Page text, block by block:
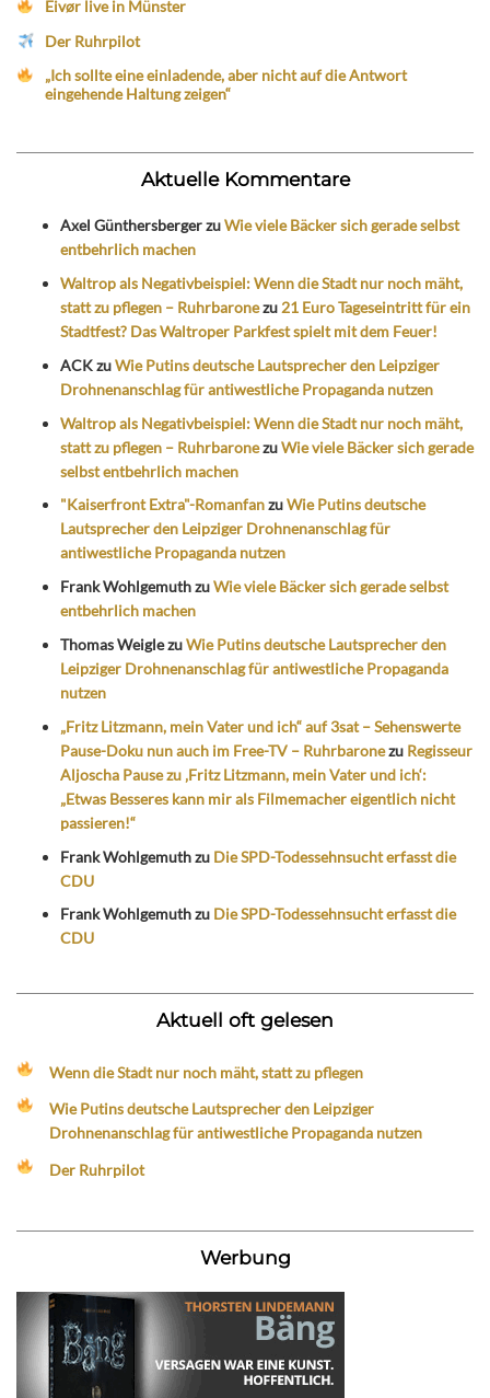
Eivør live in Münster
Der Ruhrpilot
„Ich sollte eine einladende, aber nicht auf die Antwort
eingehende Haltung zeigen“
Aktuelle Kommentare
Axel GünthersbergerzuWie viele Bäcker sich gerade selbst
entbehrlich machen
Waltrop als Negativbeispiel: Wenn die Stadt nur noch mäht,
statt zu pflegen – Ruhrbaronezu 21 Euro Tageseintritt für ein
Stadtfest? Das Waltroper Parkfest spielt mit dem Feuer!
ACKzuWie Putins deutsche Lautsprecher den Leipziger
Drohnenanschlag für antiwestliche Propaganda nutzen
Waltrop als Negativbeispiel: Wenn die Stadt nur noch mäht,
statt zu pflegen – RuhrbaronezuWie viele Bäcker sich gerade
selbst entbehrlich machen
"Kaiserfront Extra"-RomanfanzuWie Putins deutsche
Lautsprecher den Leipziger Drohnenanschlag für
antiwestliche Propaganda nutzen
Frank WohlgemuthzuWie viele Bäcker sich gerade selbst
entbehrlich machen
Thomas WeiglezuWie Putins deutsche Lautsprecher den
Leipziger Drohnenanschlag für antiwestliche Propaganda
nutzen
„Fritz Litzmann, mein Vater und ich“ auf 3sat – Sehenswerte
Pause-Doku nun auch im Free-TV – Ruhrbaronezu Regisseur
Aljoscha Pause zu ‚Fritz Litzmann, mein Vater und ich‘:
„Etwas Besseres kann mir als Filmemacher eigentlich nicht
passieren!“
Frank Wohlgemuthzu Die SPD-Todessehnsucht erfasst die
CDU
Frank Wohlgemuthzu Die SPD-Todessehnsucht erfasst die
CDU
Aktuell oft gelesen
Wenn die Stadt nur noch mäht, statt zu pflegen
Wie Putins deutsche Lautsprecher den Leipziger
Drohnenanschlag für antiwestliche Propaganda nutzen
Der Ruhrpilot
Werbung